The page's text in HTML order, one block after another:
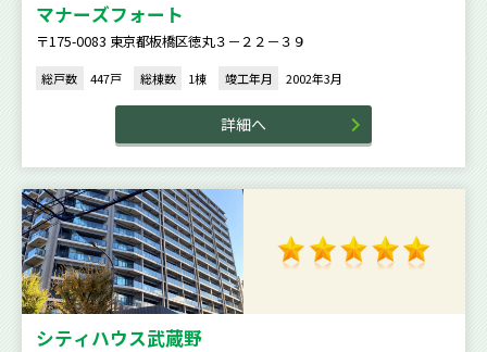
マナーズフォート
〒175-0083 東京都板橋区徳丸３－２２－３９
総戸数 447戸 総棟数 1棟 竣工年月 2002年3月
詳細へ
シティハウス武蔵野